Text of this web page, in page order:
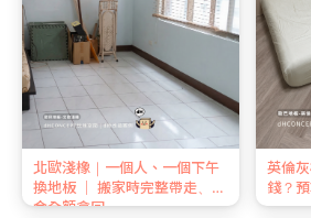
北歐淺橡｜一個人、一個下午
換地板 ｜ 搬家時完整帶走、押
金全額拿回
英倫
錢？